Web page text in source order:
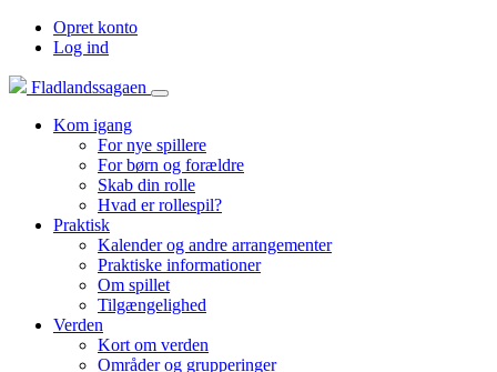
Opret konto
Log ind
Fladlandssagaen
Kom igang
For nye spillere
For børn og forældre
Skab din rolle
Hvad er rollespil?
Praktisk
Kalender og andre arrangementer
Praktiske informationer
Om spillet
Tilgængelighed
Verden
Kort om verden
Områder og grupperinger